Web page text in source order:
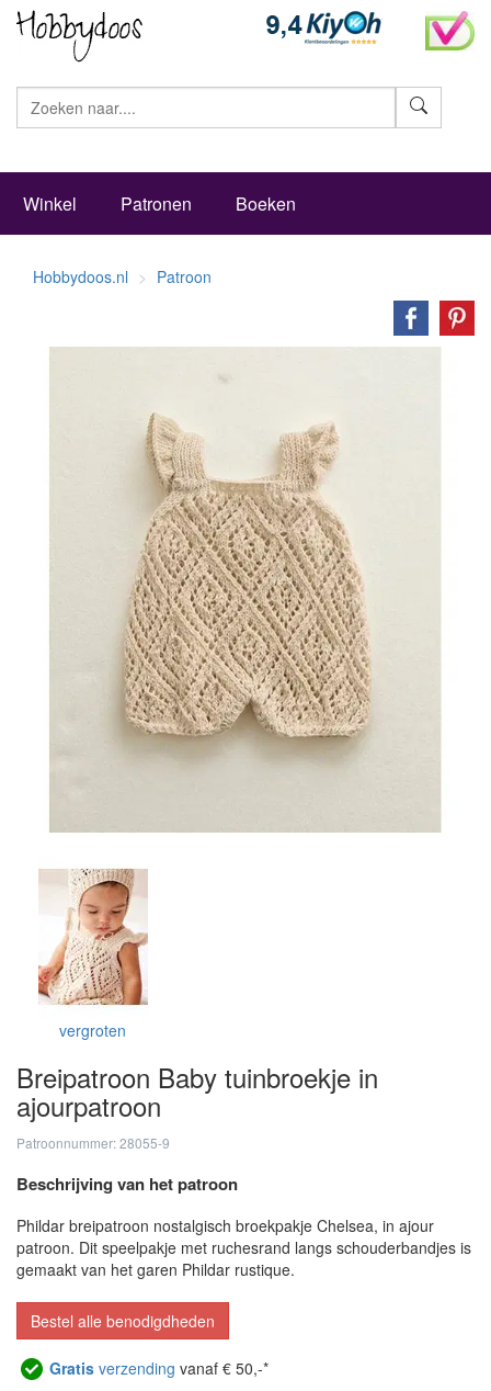
Winkel Patronen Boeken
Hobbydoos.nl Patroon
vergroten
Breipatroon Baby tuinbroekje in
ajourpatroon
Patroonnummer: 28055-9
Beschrijving van het patroon
Phildar breipatroon nostalgisch broekpakje Chelsea, in ajour
patroon. Dit speelpakje met ruchesrand langs schouderbandjes is
gemaakt van het garen Phildar rustique.
Bestel alle benodigdheden
Gratis verzending vanaf € 50,-*